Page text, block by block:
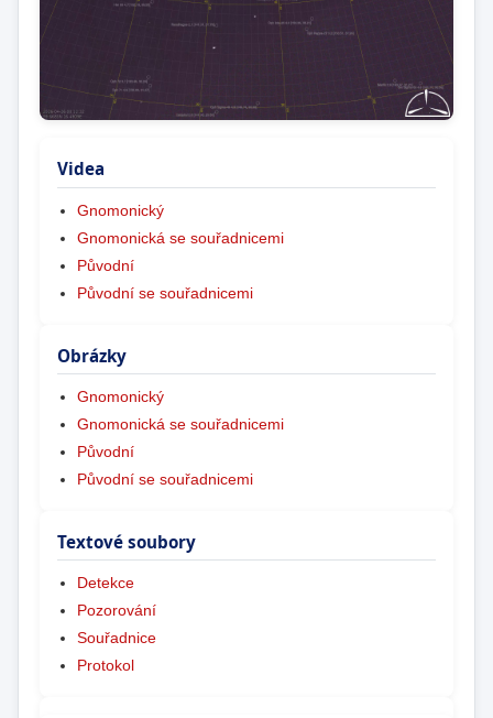
Videa
Gnomonický
Gnomonická se souřadnicemi
Původní
Původní se souřadnicemi
Obrázky
Gnomonický
Gnomonická se souřadnicemi
Původní
Původní se souřadnicemi
Textové soubory
Detekce
Pozorování
Souřadnice
Protokol